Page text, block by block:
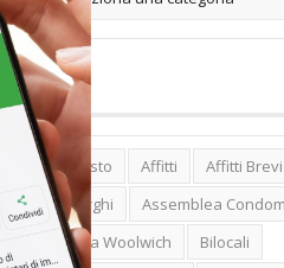
Tag
30posto Affitti
Affitti Brevi
Alberghi
Assemblea
Banca Woolwich
Bilocali